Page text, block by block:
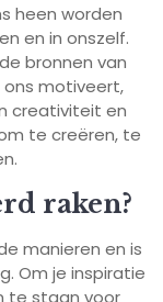
heen worden
en in onszelf.
bronnen van
motiveert,
creativiteit en
te creëren, te
raken?
manieren en is
Om je inspiratie
te staan voor